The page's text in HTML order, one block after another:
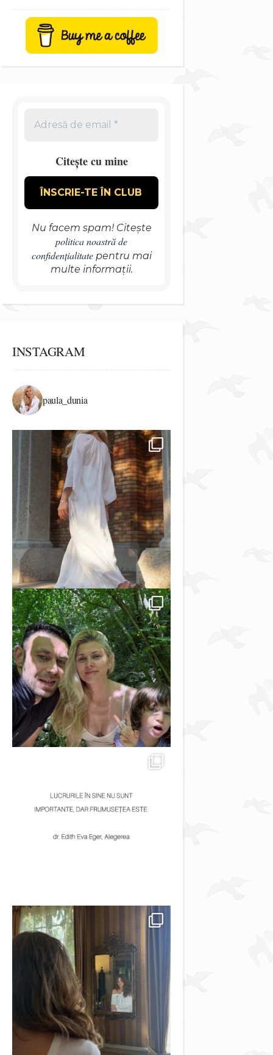
Citește cu mine
Nu facem spam! Citește
politica noastră de
confidențialitatepentru mai
multe informații.
INSTAGRAM
paula_dunia